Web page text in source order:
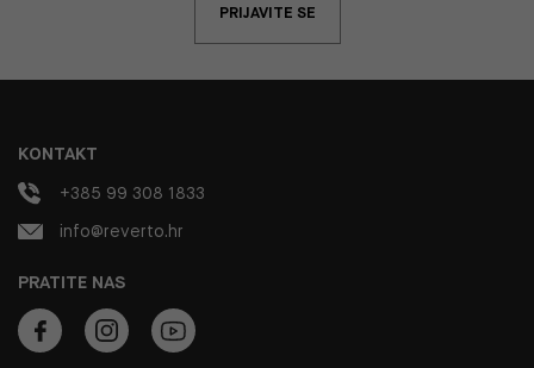
PRIJAVITE SE
PRATITE NAS
KONTAKT
+385 99 308 1833
info@reverto.hr